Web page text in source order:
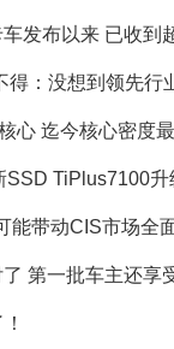
发布以来 已收到
得：没想到领先行
心 迄今核心密度
TiPlus7100升
能带动CIS市场全
第一批车主还享